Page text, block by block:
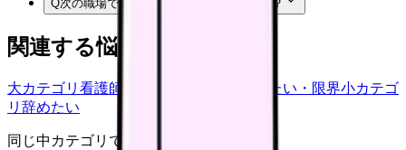
Q次の職場では何を確認すればいいですか？
関連する悩みカテゴリ
大カテゴリ 看護師の悩み 辞めたい・限界小カテゴ
リ 辞めたい
同じ中カテゴリで見る